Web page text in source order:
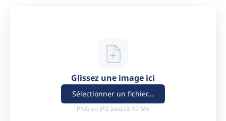
Glissez une image ici
Sélectionner un fichier...
PNG ou JPG jusqu'à 10 Mo